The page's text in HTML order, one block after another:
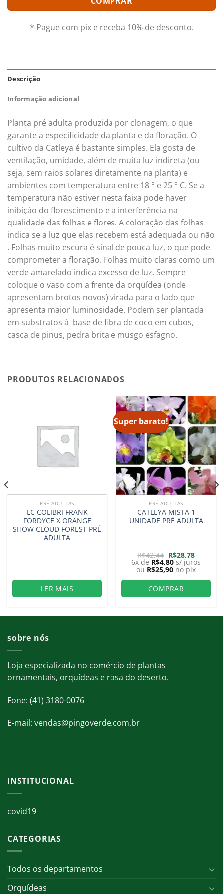
* Pague com pix e receba 10% de desconto.
Descrição
Informação adicional
Planta pré adulta produzida por clonagem, o que
garante a especificidade da planta e da floração. O
cultivo da Catleya é bastante simples. Ela gosta de
ventilação, umidade, além de muita luz indireta (ou
seja, sem raios solares diretamente na planta) e
ambientes com temperatura entre 18 ° e 25 ° C. Se a
temperatura não estiver nesta faixa pode haver
inibiçào do florescimento e a interferência na
qualidade das folhas e flores. A coloraçâo das folhas
indica se a luz que elas recebem está adequada ou não
. Folhas muito escura é sinal de pouca luz, o que pode
comprometer a floração. Folhas muito claras como um
verde amarelado indica excesso de luz. Sempre
coloque o vaso com a frente da orquídea (onde
apresentam brotos novos) virada para o lado que
apresenta maior luminosidade. Podem ser plantada
em substratos à base de fibra de coco em cubos,
casca de pinus, pedra brita e musgo esfagno.
PRODUTOS RELACIONADOS
PRÉ ADULTAS
LC COLIBRI FRANK
FORDYCE X ORANGE
SHOW CLOUD FOREST PRÉ
ADULTA
LER MAIS
Super barato!
PRÉ ADULTAS
CATLEYA MISTA 1
UNIDADE PRÉ ADULTA
R$42,44 O
preço
original
era:
R$42,44.
R$28,78O
preço
atual
é:
R$28,78.
6x de R$4,80 s/ juros
ou R$25,90 no pix
COMPRAR
sobre nós
Loja especializada no comércio de plantas
ornamentais, orquídeas e rosa do deserto.
Fone: (41) 3180-0076
E-mail: vendas@pingoverde.com.br
INSTITUCIONAL
covid19
CATEGORIAS
Todos os departamentos
Orquídeas